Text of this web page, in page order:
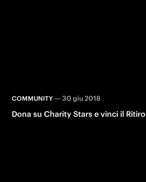
COMMUNITY— 30 giu 2018
Dona su Charity Stars e vinci il Ritiro